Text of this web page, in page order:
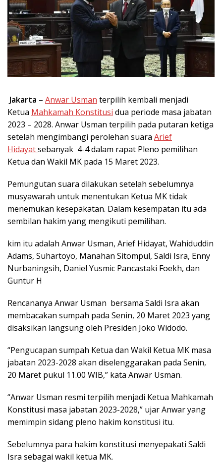
Jakarta – Anwar Usman terpilih kembali menjadi
Ketua Mahkamah Konstitusi dua periode masa jabatan
2023 – 2028. Anwar Usman terpilih pada putaran ketiga
setelah mengimbangi perolehan suara Arief
Hidayatsebanyak 4-4 dalam rapat Pleno pemilihan
Ketua dan Wakil MK pada 15 Maret 2023.
Pemungutan suara dilakukan setelah sebelumnya
musyawarah untuk menentukan Ketua MK tidak
menemukan kesepakatan. Dalam kesempatan itu ada
sembilan hakim yang mengikuti pemilihan.
kim itu adalah Anwar Usman, Arief Hidayat, Wahiduddin
Adams, Suhartoyo, Manahan Sitompul, Saldi Isra, Enny
Nurbaningsih, Daniel Yusmic Pancastaki Foekh, dan
Guntur H
Rencananya Anwar Usman bersama Saldi Isra akan
membacakan sumpah pada Senin, 20 Maret 2023 yang
disaksikan langsung oleh Presiden Joko Widodo.
“Pengucapan sumpah Ketua dan Wakil Ketua MK masa
jabatan 2023-2028 akan diselenggarakan pada Senin,
20 Maret pukul 11.00 WIB,” kata Anwar Usman.
“Anwar Usman resmi terpilih menjadi Ketua Mahkamah
Konstitusi masa jabatan 2023-2028,” ujar Anwar yang
memimpin sidang pleno hakim konstitusi itu.
Sebelumnya para hakim konstitusi menyepakati Saldi
Isra sebagai wakil ketua MK.